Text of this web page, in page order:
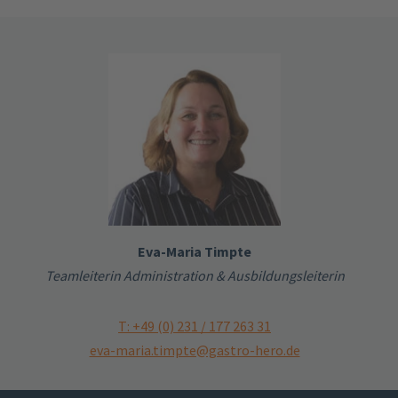
Eva-Maria Timpte
Teamleiterin Administration & Ausbildungsleiterin
T: +49 (0) 231 / 177 263 31
eva-maria.timpte@gastro-hero.de